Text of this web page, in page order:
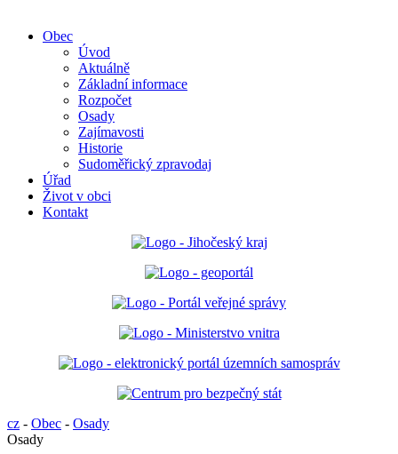
Obec
Úvod
Aktuálně
Základní informace
Rozpočet
Osady
Zajímavosti
Historie
Sudoměřický zpravodaj
Úřad
Život v obci
Kontakt
cz - Obec - Osady
Osady